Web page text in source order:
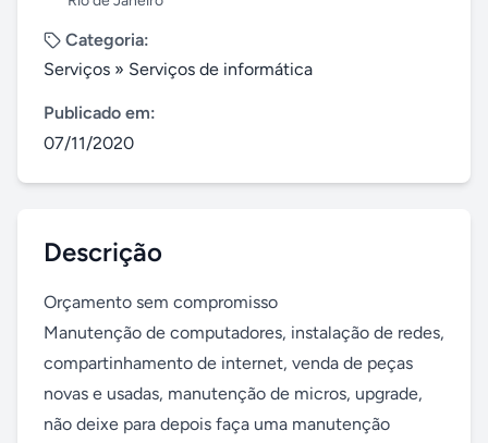
Categoria:
Serviços » Serviços de informática
Publicado em:
07/11/2020
Descrição
Orçamento sem compromisso
Manutenção de computadores, instalação de redes,
compartinhamento de internet, venda de peças
novas e usadas, manutenção de micros, upgrade,
não deixe para depois faça uma manutenção